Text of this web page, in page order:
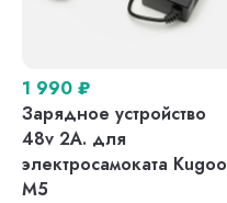
1 990 ₽
Зарядное устройство
48v 2A. для
электросамоката Kugoo
M5